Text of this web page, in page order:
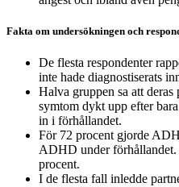
Fakta om undersökningen och
De flesta respondenter
inte hade diagnostiserats
Halva gruppen sa att
symtom dykt upp efter
in i förhållandet.
För 72 procent gjorde
ADHD under förhållandet.
procent.
I de flesta fall inledde